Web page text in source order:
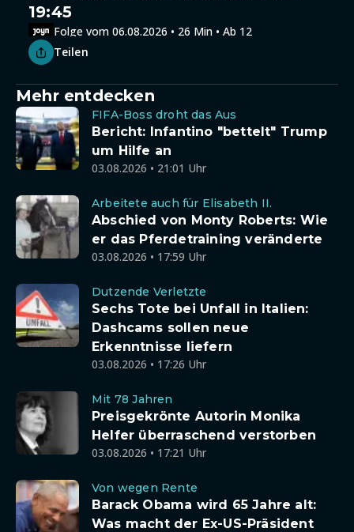
19:45
Folge vom 06.08.2026 • 26 Min • Ab 12
Teilen
Mehr entdecken
FIFA-Boss droht das Aus
Bericht: Infantino "bettelt" Trump
um Hilfe an
03.08.2026 • 21:01 Uhr
Arbeitete auch für Elisabeth II.
Abschied von Monty Roberts: Wie
er das Pferdetraining veränderte
03.08.2026 • 17:59 Uhr
Dutzende Verletzte
Sechs Tote bei Unfall in Italien:
Dashcams sollen neue
Erkenntnisse liefern
03.08.2026 • 17:26 Uhr
Mit 78 Jahren
Preisgekrönte Autorin Monika
Helfer überraschend verstorben
03.08.2026 • 17:21 Uhr
Von wegen Rente
Barack Obama wird 65 Jahre alt:
Was macht der Ex-US-Präsident